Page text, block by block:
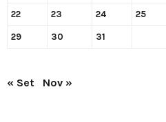
22 23 24 25
29 30 31
« Set Nov »